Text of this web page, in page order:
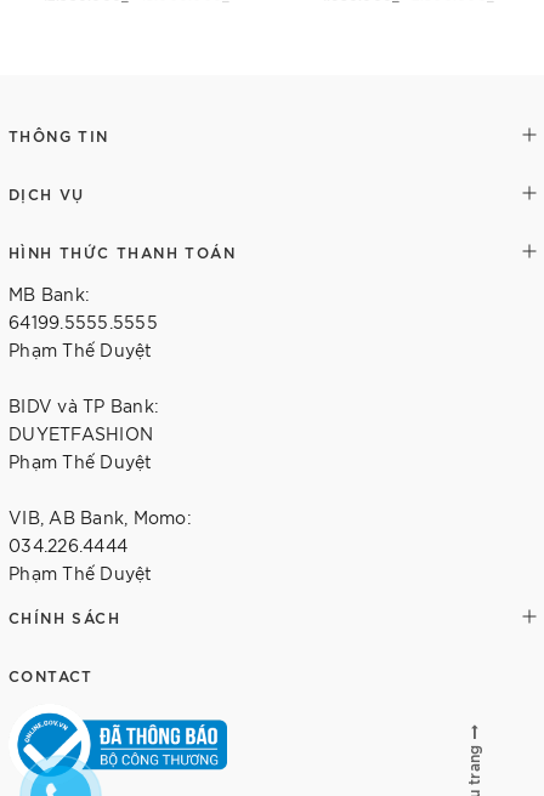
THÔNG TIN
DỊCH VỤ
HÌNH THỨC THANH TOÁN
MB Bank:
64199.5555.5555
Phạm Thế Duyệt
BIDV và TP Bank:
DUYETFASHION
Phạm Thế Duyệt
VIB, AB Bank, Momo:
034.226.4444
Phạm Thế Duyệt
CHÍNH SÁCH
CONTACT